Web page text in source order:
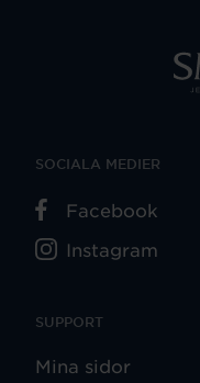
SUPPORT
Mina sidor
SOCIALA MEDIER
Facebook
Instagram